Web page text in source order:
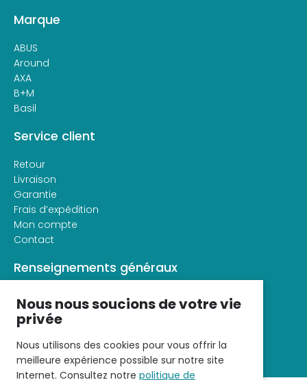
Marque
ABUS
Around
AXA
B+M
Basil
Service client
Retour
Livraison
Garantie
Frais d’expédition
Mon compte
Contact
Renseignements généraux
À propos de veloconfort
Conditions générales d’utilisation
Déclaration de confidentialité
Nous nous soucions de votre vie
privée
Nous utilisons des cookies pour vous offrir la
meilleure expérience possible sur notre site
Internet. Consultez notre politique de